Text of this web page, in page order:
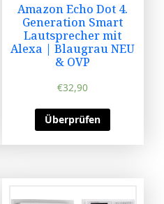
Amazon Echo Dot 4.
Generation Smart
Lautsprecher mit
Alexa | Blaugrau NEU
& OVP
€32,90
Überprüfen